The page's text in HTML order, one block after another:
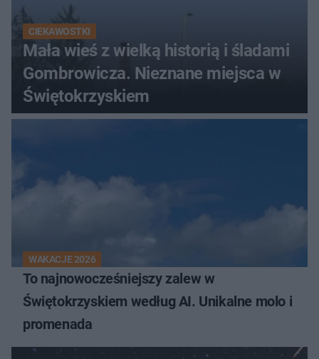
CIEKAWOSTKI
Mała wieś z wielką historią i śladami
Gombrowicza. Nieznane miejsca w
Świętokrzyskiem
WAKACJE 2026
To najnowocześniejszy zalew w
Świętokrzyskiem według AI. Unikalne molo i
promenada